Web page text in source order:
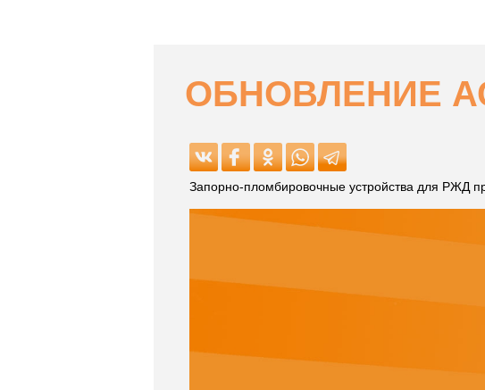
ОБНОВЛЕНИЕ
Запорно-пломбировочные устройства для РЖД